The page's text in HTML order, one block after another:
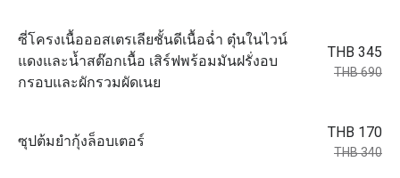
ซี่โครงเนื้อออสเตรเลียชั้นดีเนื้อฉ่ำ ตุ๋นในไวน์
แดงและน้ำสต๊อกเนื้อ เสิร์ฟพร้อมมันฝรั่งอบ
กรอบและผักรวมผัดเนย
THB 345
THB 690
ซุปต้มยำกุ้งล็อบเตอร์
THB 170
THB 340